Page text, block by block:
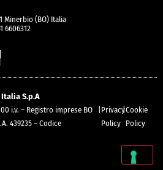
Minerbio (BO) Italia
6606312
S.p.A
i.v. – Registro imprese BO
439235 – Codice
|Privacy
Policy
|Cookie
Policy